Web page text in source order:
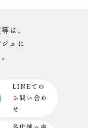
は、
ュに
LINEでの
お問い合わ
せ